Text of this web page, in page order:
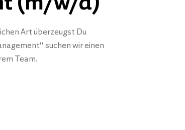
Art überzeugst Du
suchen wir einen
Team.